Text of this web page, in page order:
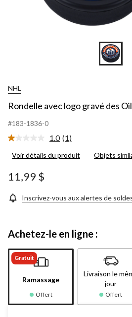
NHL
Rondelle avec logo gravé des
#183-1836-0
1.0 Lire
commentaire.
page.
(1)
Voir détails du produit Objets
11,99 $
Inscrivez-vous aux alertes de
Achetez-le en ligne :
Gratuit
Ramassage
Offert
Livraison le
jour
Offert